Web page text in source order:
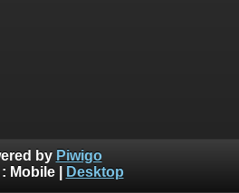
by Piwigo
Mobile| Desktop